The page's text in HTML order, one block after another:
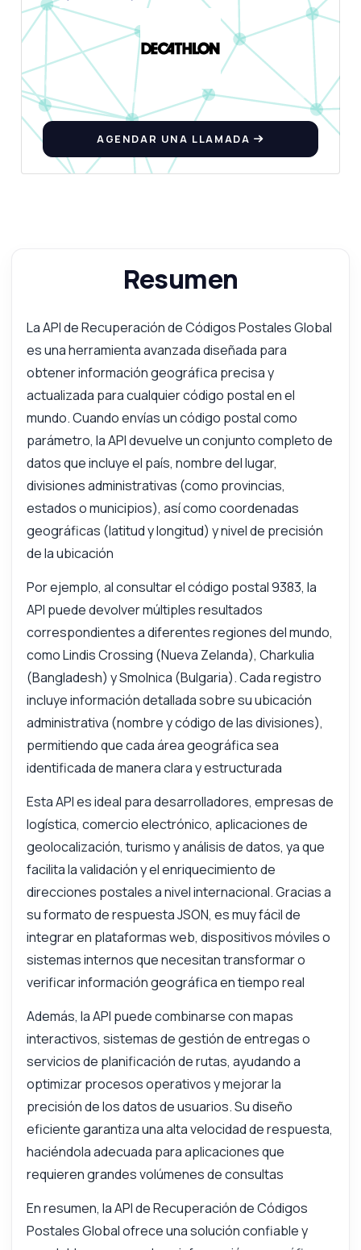
AGENDAR UNA LLAMADA
Resumen
La API de Recuperación de Códigos Postales Global
es una herramienta avanzada diseñada para
obtener información geográfica precisa y
actualizada para cualquier código postal en el
mundo. Cuando envías un código postal como
parámetro, la API devuelve un conjunto completo de
datos que incluye el país, nombre del lugar,
divisiones administrativas (como provincias,
estados o municipios), así como coordenadas
geográficas (latitud y longitud) y nivel de precisión
de la ubicación
Por ejemplo, al consultar el código postal 9383, la
API puede devolver múltiples resultados
correspondientes a diferentes regiones del mundo,
como Lindis Crossing (Nueva Zelanda), Charkulia
(Bangladesh) y Smolnica (Bulgaria). Cada registro
incluye información detallada sobre su ubicación
administrativa (nombre y código de las divisiones),
permitiendo que cada área geográfica sea
identificada de manera clara y estructurada
Esta API es ideal para desarrolladores, empresas de
logística, comercio electrónico, aplicaciones de
geolocalización, turismo y análisis de datos, ya que
facilita la validación y el enriquecimiento de
direcciones postales a nivel internacional. Gracias a
su formato de respuesta JSON, es muy fácil de
integrar en plataformas web, dispositivos móviles o
sistemas internos que necesitan transformar o
verificar información geográfica en tiempo real
Además, la API puede combinarse con mapas
interactivos, sistemas de gestión de entregas o
servicios de planificación de rutas, ayudando a
optimizar procesos operativos y mejorar la
precisión de los datos de usuarios. Su diseño
eficiente garantiza una alta velocidad de respuesta,
haciéndola adecuada para aplicaciones que
requieren grandes volúmenes de consultas
En resumen, la API de Recuperación de Códigos
Postales Global ofrece una solución confiable y
Respondido por Zyla AI Prefiero preguntar a Soporte